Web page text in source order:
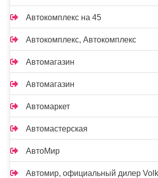
Автокомплекс на 45
Автокомплекс, Автокомплекс
Автомагазин
Автомагазин
Автомаркет
Автомастерская
АвтоМир
Автомир, официальный дилер